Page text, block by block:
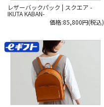
レザーバックパック | スクエア -
IKUTA KABAN-
価格:85,800円(税込)